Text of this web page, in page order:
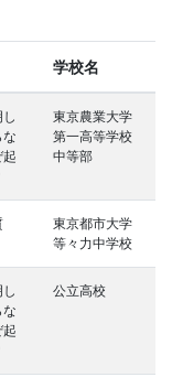
学校名
し
起
東京農業大学
第一高等学校
中等部
東京都市大学
等々力中学校
し
起
公立高校